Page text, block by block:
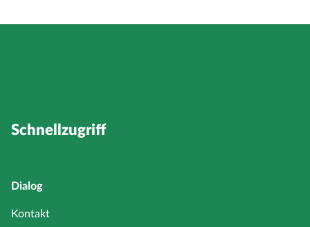
Schnellzugriff
Dialog
Kontakt